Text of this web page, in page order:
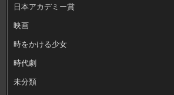
日本アカデミー賞
映画
時をかける少女
時代劇
未分類